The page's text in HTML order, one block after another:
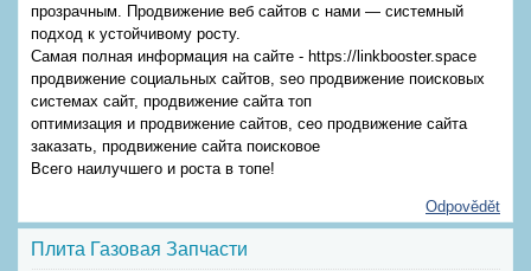
прозрачным. Продвижение веб сайтов с нами — системный
подход к устойчивому росту.
Самая полная информация на сайте - https://linkbooster.space
продвижение социальных сайтов, seo продвижение поисковых
системах сайт, продвижение сайта топ
оптимизация и продвижение сайтов, сео продвижение сайта
заказать, продвижение сайта поисковое
Всего наилучшего и роста в топе!
Odpovědět
Плита Газовая Запчасти